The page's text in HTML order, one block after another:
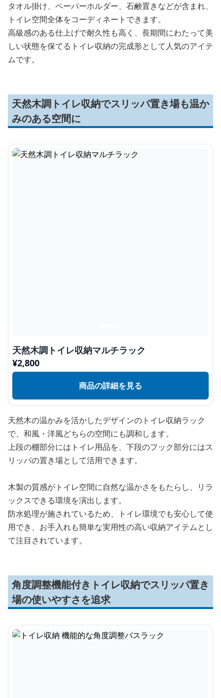
タオル掛け、ペーパーホルダー、石鹸置きなどが含まれ、
トイレ空間全体をコーディネートできます。
高級感のある仕上げで耐久性も高く、長期間にわたって美
しい状態を保てるトイレ収納の完成形として人気のアイテ
ムです。
天然木調トイレ収納でスリッパ置き場も温か
みのある空間に
天然木調トイレ収納マルチラック
¥2,800
商品の詳細を見る
天然木の温かみを活かしたデザインのトイレ収納ラック
で、和風・洋風どちらの空間にも調和します。
上段の棚部分にはトイレ用品を、下段のフック部分にはス
リッパの置き場として活用できます。
木製の質感がトイレ空間に自然な温かさをもたらし、リラ
ックスできる環境を演出します。
防水処理が施されているため、トイレ環境でも安心して使
用でき、お手入れも簡単な実用性の高い収納アイテムとし
て注目されています。
角度調整機能付きトイレ収納でスリッパ置き
場の使いやすさを追求